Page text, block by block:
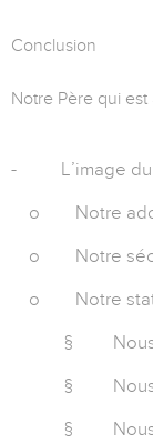
Conclusion
Notre Père qui est
- L’image
o Notre
o Notre
o Notre
§
§
§